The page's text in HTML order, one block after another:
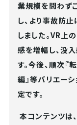
業規模を問わず
し、より事故防
しました。VR上
感を増幅し、没
す。今後、順次『
編』等バリエー
定です。
本コンテンツは